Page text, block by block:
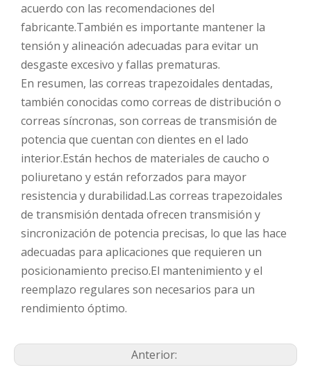
acuerdo con las recomendaciones del
fabricante.También es importante mantener la
tensión y alineación adecuadas para evitar un
desgaste excesivo y fallas prematuras.
En resumen, las correas trapezoidales dentadas,
también conocidas como correas de distribución o
correas síncronas, son correas de transmisión de
potencia que cuentan con dientes en el lado
interior.Están hechos de materiales de caucho o
poliuretano y están reforzados para mayor
resistencia y durabilidad.Las correas trapezoidales
de transmisión dentada ofrecen transmisión y
sincronización de potencia precisas, lo que las hace
adecuadas para aplicaciones que requieren un
posicionamiento preciso.El mantenimiento y el
reemplazo regulares son necesarios para un
rendimiento óptimo.
Anterior: